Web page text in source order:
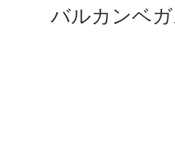
バルカンベ